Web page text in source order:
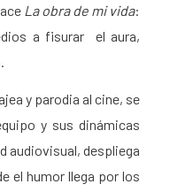
La obra de mi vida:
a fisurar el aura,
y parodia al cine, se
y sus dinámicas
audiovisual, despliega
el humor llega por los